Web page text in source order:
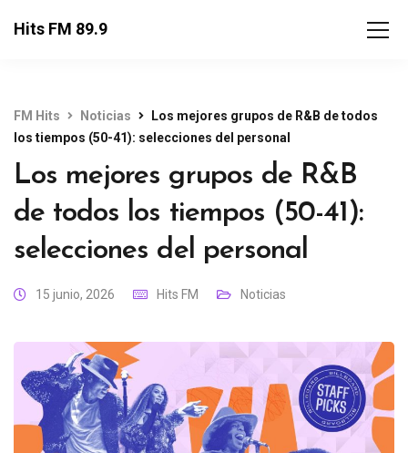
Hits FM 89.9
FM Hits Noticias
Los mejores grupos de R&B de todos
los tiempos (50-41): selecciones del personal
Los mejores grupos de R&B
de todos los tiempos (50-41):
selecciones del personal
15 junio, 2026 Hits FM Noticias